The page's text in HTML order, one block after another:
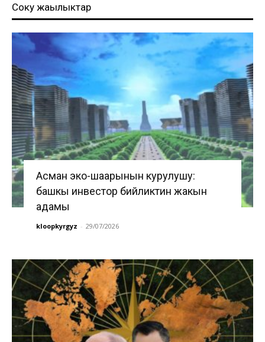
Соңку жаңылыктар
Асман эко-шаарынын курулушу:
башкы инвестор бийликтин жакын
адамы
kloopkyrgyz - 29/07/2026